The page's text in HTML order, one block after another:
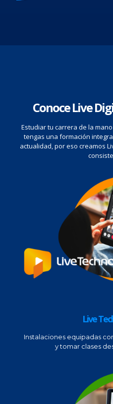
Conoce Live
Estudiar tu carrera de la
tengas una formación
actualidad, por eso creamos
Live
Instalaciones equipadas
y tomar clases